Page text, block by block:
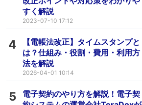
すく解説
2023-07-10 17:12
4
【電帳法改正】タイムスタンプと
は？仕組み・役割・費用・利用方
法を解説
2026-04-01 10:14
5
電子契約のやり方を解説！電子契